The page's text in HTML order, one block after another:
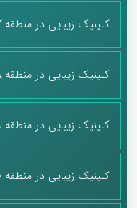
کلینیک زیبایی در منطقه 17
کلینیک زیبایی در منطقه 18
کلینیک زیبایی در منطقه 19
کلینیک زیبایی در منطقه 20